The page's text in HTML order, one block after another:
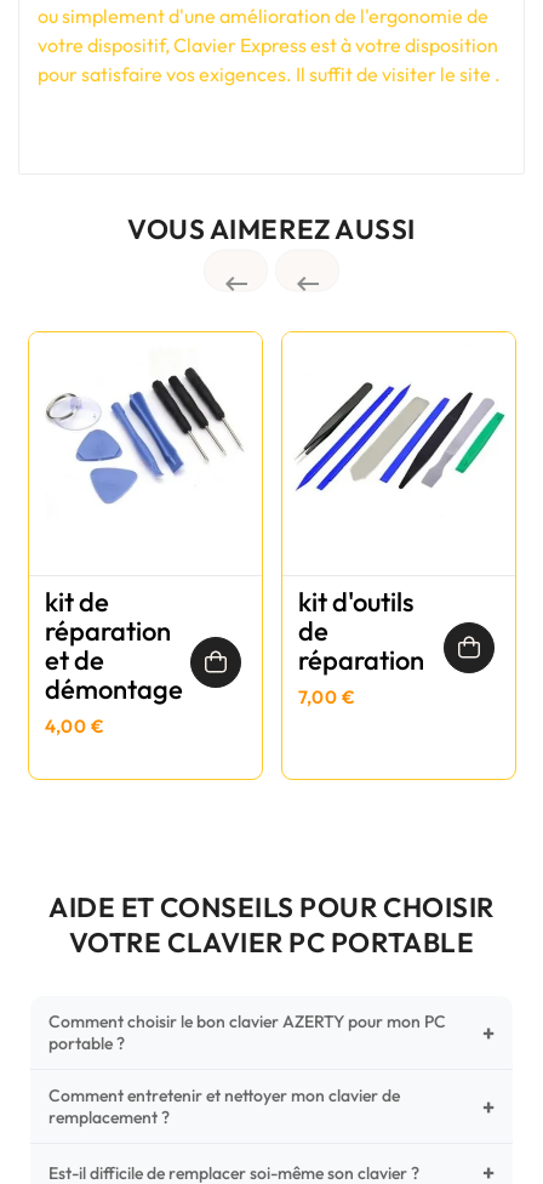
ou simplement d'une amélioration de l'ergonomie de
votre dispositif, Clavier Express est à votre disposition
pour satisfaire vos exigences. Il suffit de visiter le site .
VOUS AIMEREZ AUSSI
 
kit de
réparation
et de
démontage
4,00 €
kit d'outils
de
réparation
7,00 €
AIDE ET CONSEILS POUR CHOISIR
VOTRE CLAVIER PC PORTABLE
Comment choisir le bon clavier AZERTY pour mon PC
portable ?
+
Pour ne pas vous tromper, vérifiez trois points critiques sur
votre clavier d'origine : la disposition (AZERTY Français), la
photos HD) et l'emplacement des fixations (vis ou clips) au
Comment entretenir et nettoyer mon clavier de
remplacement ?
+
Un entretien régulier prolonge la vie de vos touches.
Est-il difficile de remplacer soi-même son clavier ? +